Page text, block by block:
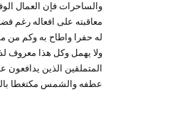
والساحرات فإن العمال
معاقبته على افعاله رغم
له حفرا واطاح به وكم من
ولا يهمل وكل هذا معروف
المتملقين الذين يدافعون
عطفه والشمس مكتغطا